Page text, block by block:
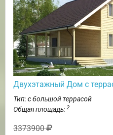
Двухэтажный Дом с
Тип: с большой террасой
Общая площадь: 2
3373900